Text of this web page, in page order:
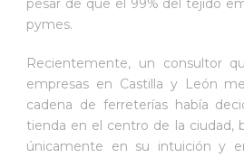
pesar de que el 99% del tejido
pymes.
Recientemente, un consultor
empresas en Castilla y León
cadena de ferreterías había
tienda en el centro de la ciudad,
únicamente en su intuición y